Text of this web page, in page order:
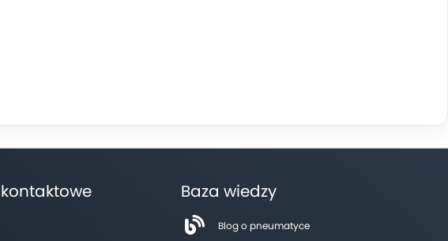
Baza wiedzy
Blog o pneumatyce